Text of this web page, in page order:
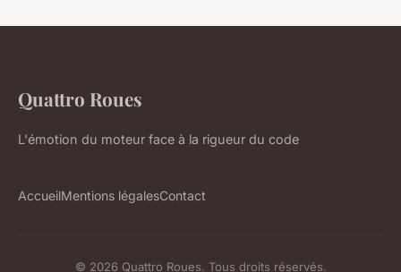
Quattro Roues
L'émotion du moteur face à la rigueur du code
AccueilMentions légalesContact
© 2026 Quattro Roues. Tous droits réservés.